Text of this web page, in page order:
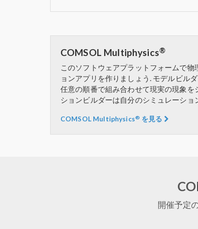
COMSOL Multiphysics®
このソフトウェアプラットフォームで
ョンアプリを作りましょう. モデルビル
任意の順番で組み合わせて現実の現象を
ションビルダーは自分のシミュレーシ
COMSOL Multiphysics® を見る
開催予定